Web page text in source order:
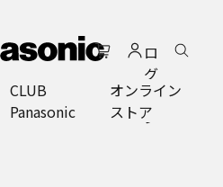
ロ
グ
イ
ン
CLUB
Panasonic
オンライン
ストア